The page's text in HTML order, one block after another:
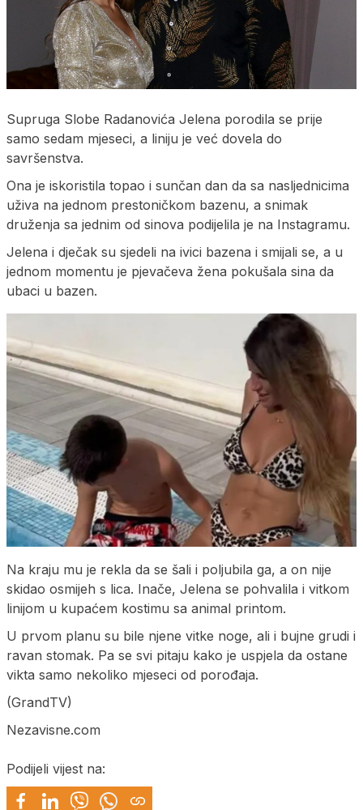
Supruga Slobe Radanovića Jelena porodila se prije
samo sedam mjeseci, a liniju je već dovela do
savršenstva.
Ona je iskoristila topao i sunčan dan da sa nasljednicima
uživa na jednom prestoničkom bazenu, a snimak
druženja sa jednim od sinova podijelila je na Instagramu.
Jelena i dječak su sjedeli na ivici bazena i smijali se, a u
jednom momentu je pjevačeva žena pokušala sina da
ubaci u bazen.
Na kraju mu je rekla da se šali i poljubila ga, a on nije
skidao osmijeh s lica. Inače, Jelena se pohvalila i vitkom
linijom u kupaćem kostimu sa animal printom.
U prvom planu su bile njene vitke noge, ali i bujne grudi i
ravan stomak. Pa se svi pitaju kako je uspjela da ostane
vikta samo nekoliko mjeseci od porođaja.
(GrandTV)
Nezavisne.com
Podijeli vijest na: